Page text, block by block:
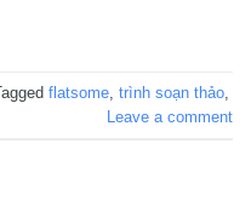
flatsome trình soạn thảo
Leave a comment